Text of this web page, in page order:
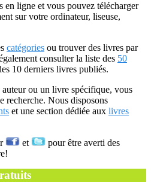
en ligne et vous pouvez télécharger
sur votre ordinateur, liseuse,
catégories ou trouver des livres par
consulter la liste des 50
10 derniers livres publiés.
ou un livre spécifique, vous
recherche. Nous disposons
et une section dédiée aux livres
et
pour être averti des